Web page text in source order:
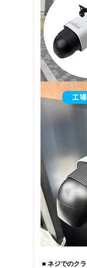
■ ネジでのク